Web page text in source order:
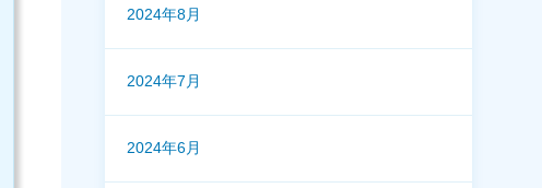
2024年8月
2024年7月
2024年6月